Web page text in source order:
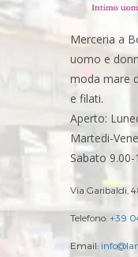
Merceria a
uomo e
moda mare
e filati.
Aperto:
Martedi-
Sabato 9.00-
Via Garibaldi,
Telefono: +39
Email: